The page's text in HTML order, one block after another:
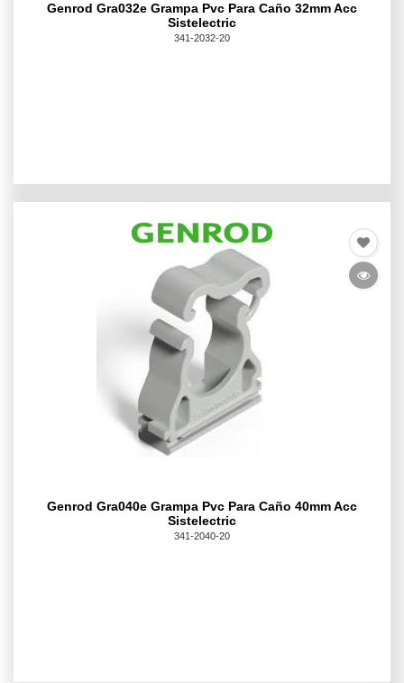
Genrod Gra032e Grampa Pvc Para Caño 32mm Acc
Sistelectric
341-2032-20
Genrod Gra040e Grampa Pvc Para Caño 40mm Acc
Sistelectric
341-2040-20